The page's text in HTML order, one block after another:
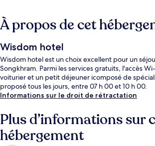
À propos de cet
Wisdom hotel
Wisdom hotel est un choix excellent pour un
Songkhram. Parmi les services gratuits, l'accès
voiturier et un petit déjeuner icomposé de
proposé tous les jours, entre 07 h 00 et 10 h 00.
Informations sur le droit de rétractation
Plus d’informations sur
hébergement